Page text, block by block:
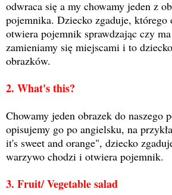
odwraca się a my chowamy jeden z
pojemnika. Dziecko zgaduje, którego
otwiera pojemnik sprawdzając czy
zamieniamy się miejscami i to
obrazków.
2. What's this?
Chowamy jeden obrazek do naszego
opisujemy go po angielsku, na
it's sweet and orange", dziecko
warzywo chodzi i otwiera pojemnik.
3. Fruit/ Vegetable salad